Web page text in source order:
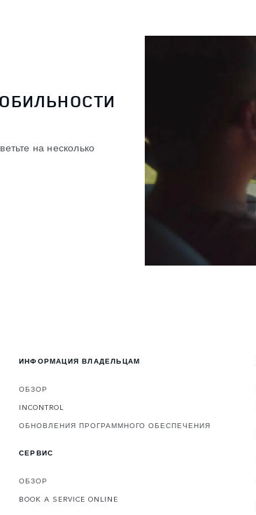
на несколько
ИНФОРМАЦИЯ ВЛАДЕЛЬЦАМ
ОБЗОР
INCONTROL
ОБНОВЛЕНИЯ ПРОГРАММНОГО ОБЕСПЕЧЕНИЯ
СЕРВИС
ОБЗОР
BOOK A SERVICE ONLINE